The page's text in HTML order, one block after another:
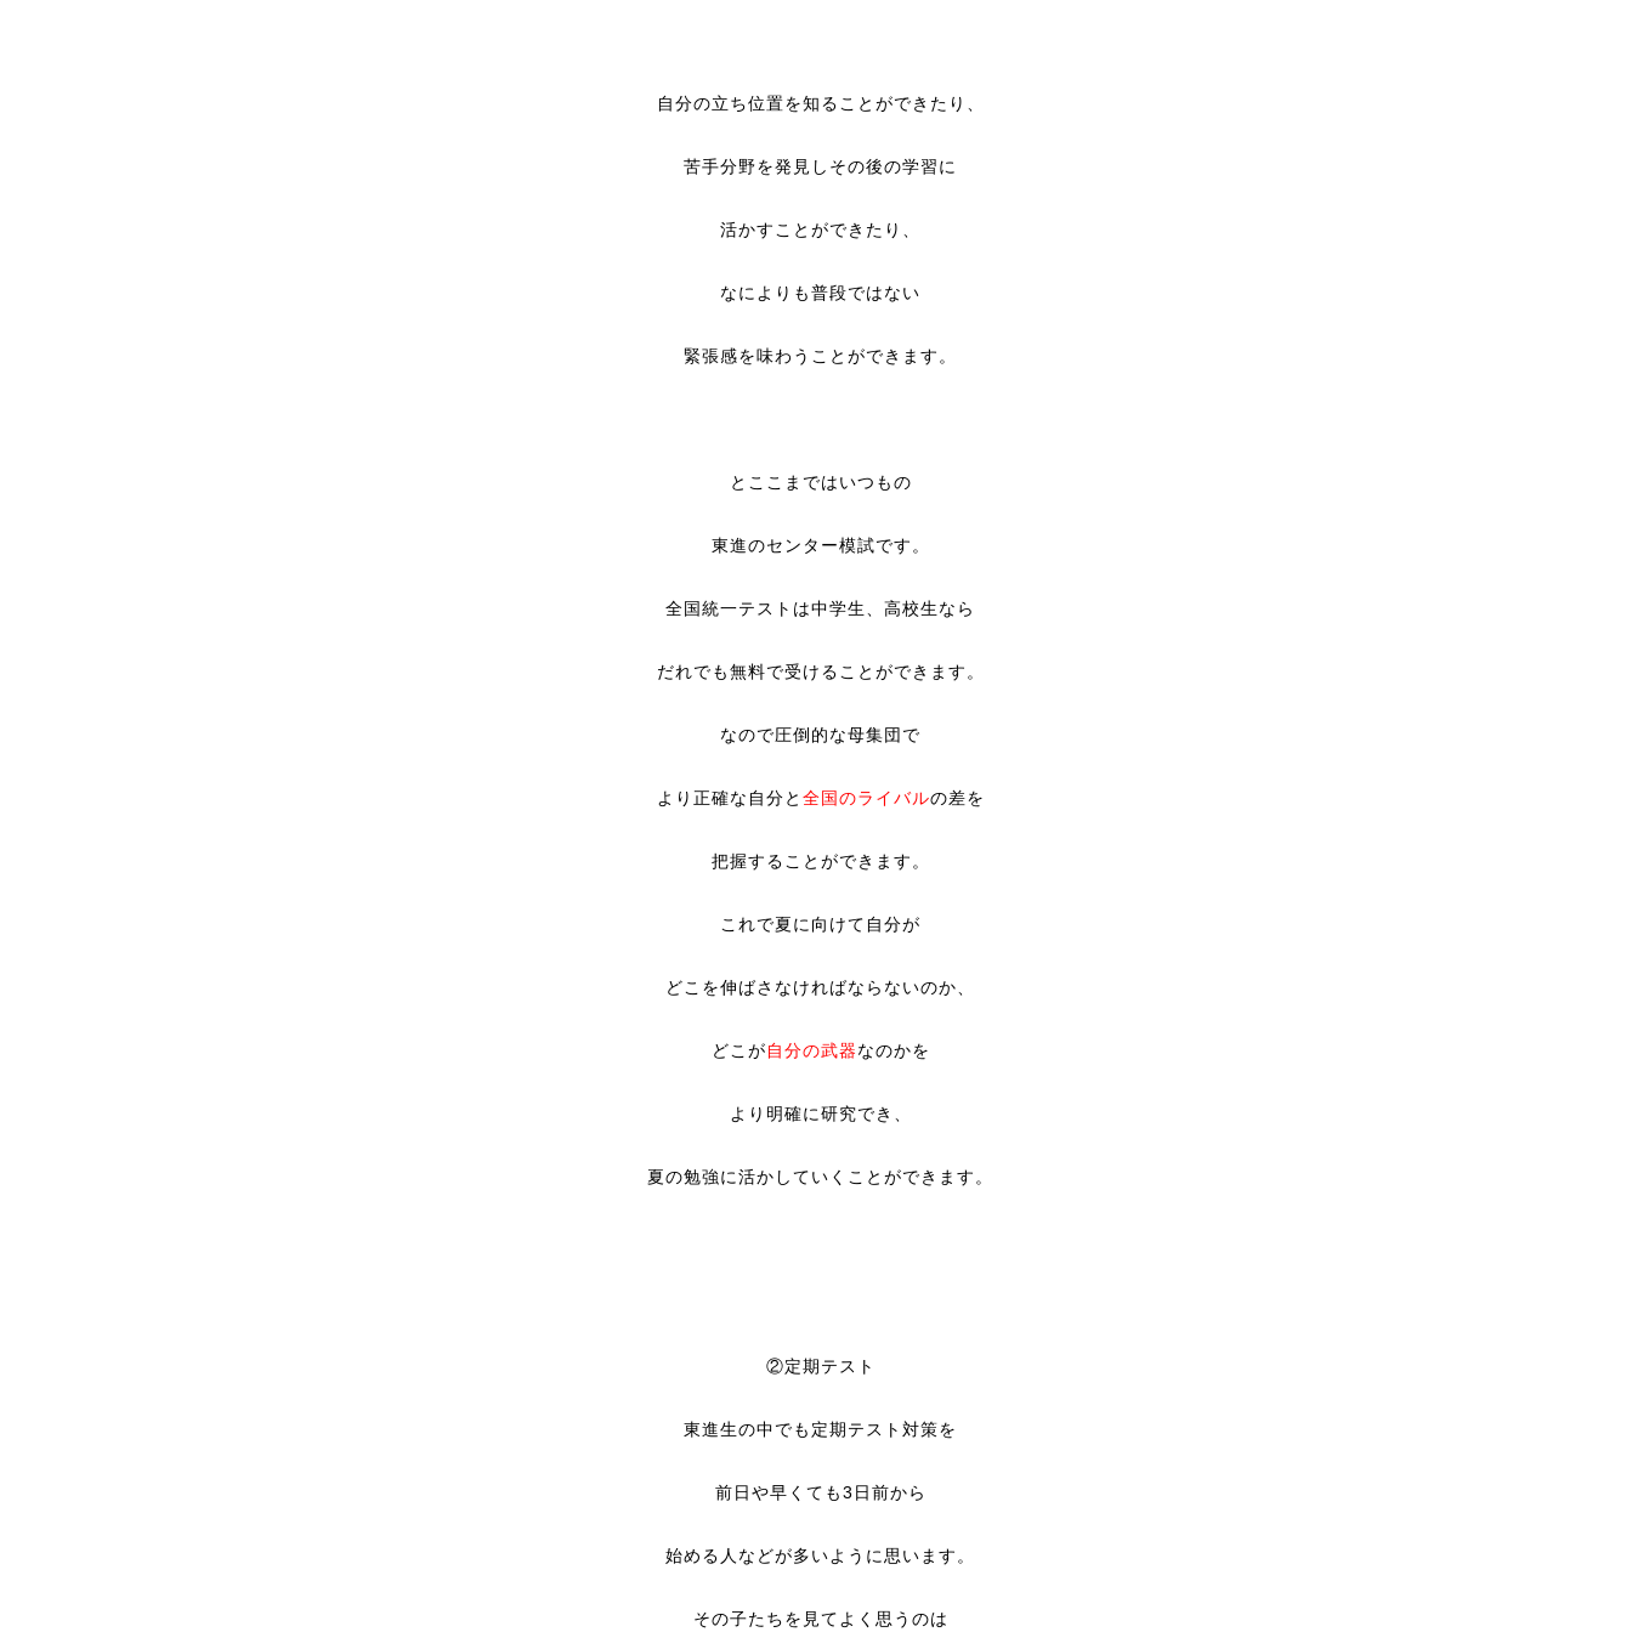
自分の立ち位置を知ることができたり、
苦手分野を発見しその後の学習に
活かすことができたり、
なによりも普段ではない
緊張感を味わうことができます。
とここまではいつもの
東進のセンター模試です。
全国統一テストは中学生、高校生なら
だれでも無料で受けることができます。
なので圧倒的な母集団で
より正確な自分と 全国のライバルの差を
把握することができます。
これで夏に向けて自分が
どこを伸ばさなければならないのか、
どこが自分の武器なのかを
より明確に研究でき、
夏の勉強に活かしていくことができます。
②定期テスト
東進生の中でも定期テスト対策を
前日や早くても3日前から
始める人などが多いように思います。
その子たちを見てよく思うのは